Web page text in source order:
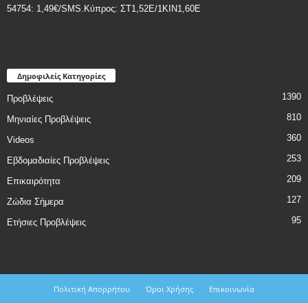
54754: 1,49€/SMS.Κύπρος: ΣT1,52E/1KIN1,60E
Δημοφιλείς Κατηγορίες
Προβλέψεις 1390
Μηνιαίες Προβλέψεις 810
Videos 360
Εβδομαδιαίες Προβλέψεις 253
Επικαιρότητα 209
Ζώδια Σήμερα 127
Ετήσιες Προβλέψεις 95
Πολιτική Απορρήτου Όροι Χρήσης
Επικοινωνία